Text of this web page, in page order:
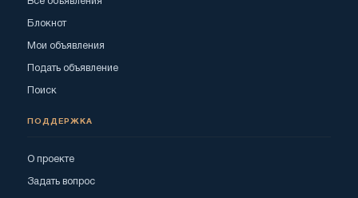
Блокнот
Мои объявления
Подать объявление
Поиск
ПОДДЕРЖКА
О проекте
Задать вопрос